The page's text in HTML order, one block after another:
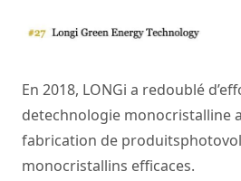
En 2018, LONGi a redoublé
detechnologie monocristalline
fabrication de
monocristallins efficaces.